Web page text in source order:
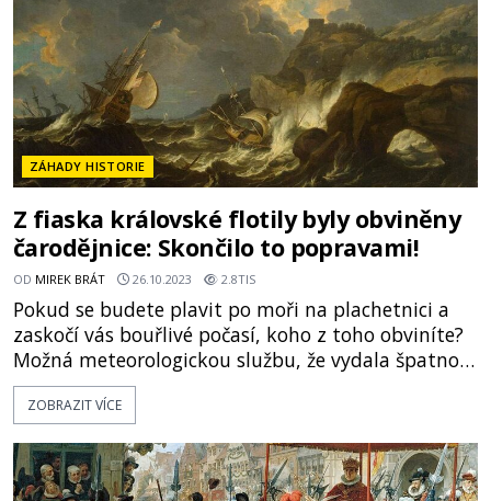
ZÁHADY HISTORIE
Z fiaska královské flotily byly obviněny
čarodějnice: Skončilo to popravami!
OD MIREK BRÁT 26.10.2023 2.8TIS
Pokud se budete plavit po moři na plachetnici a
zaskočí vás bouřlivé počasí, koho z toho obviníte?
Možná meteorologickou službu, že vydala špatnou
předpověď? Snad toho, kdo vám půjčil tu špatně
postavenou bárku, jejíž palubu máte pod
viník se snadno najde… Za všechno mohou
čarodějnice! Byl podzim
ZOBRAZIT VÍCE